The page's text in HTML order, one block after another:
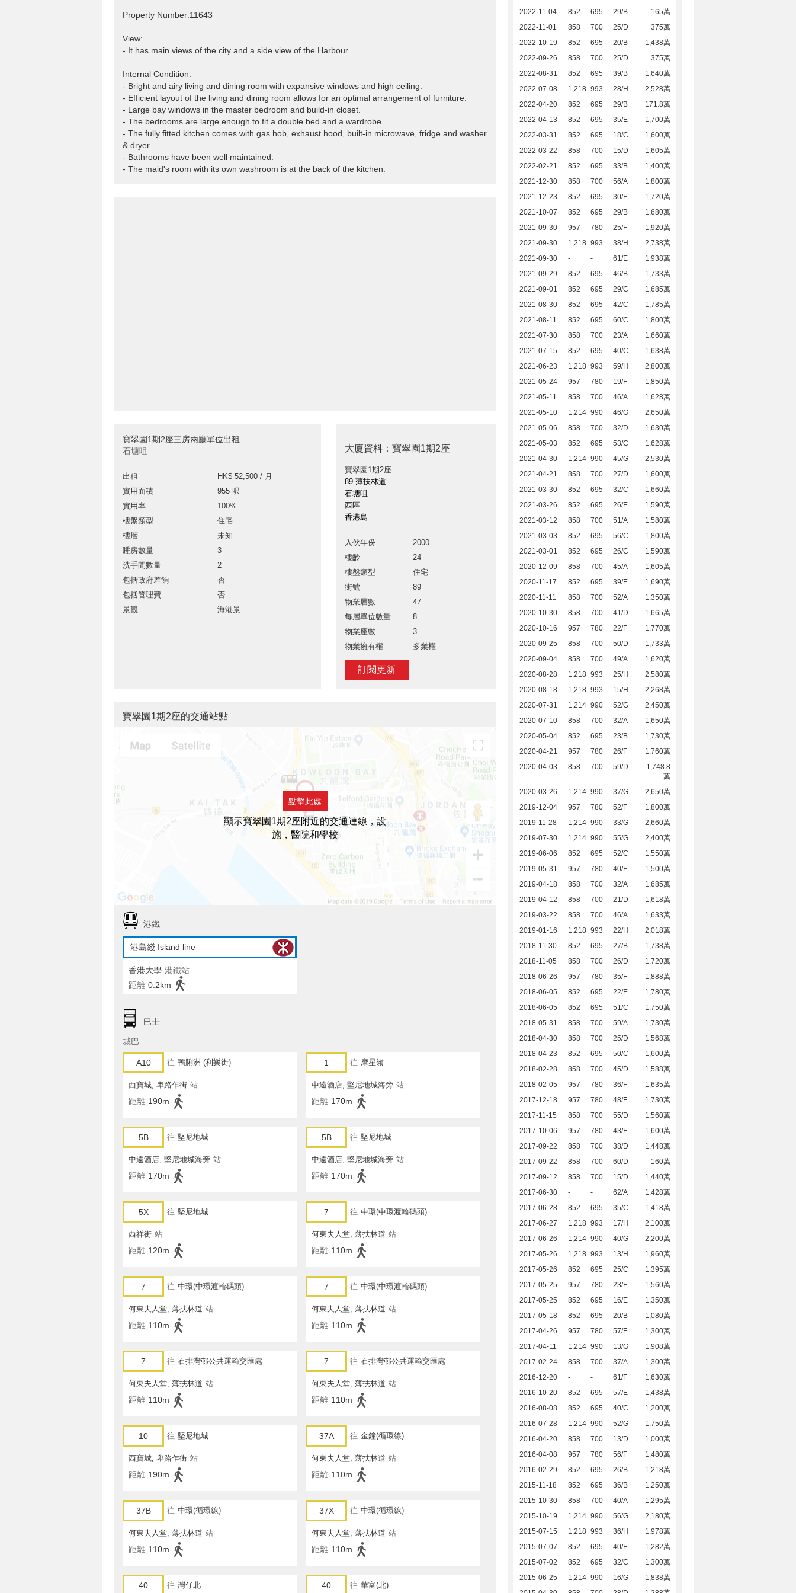
Property Number:11643
View:
- It has main views of the city and a side view of the Harbour.
Internal Condition:
- Bright and airy living and dining room with expansive windows and high ceiling.
- Efficient layout of the living and dining room allows for an optimal arrangement of furniture.
- Large bay windows in the master bedroom and build-in closet.
- The bedrooms are large enough to fit a double bed and a wardrobe.
- The fully fitted kitchen comes with gas hob, exhaust hood, built-in microwave, fridge and washer
& dryer.
- Bathrooms have been well maintained.
- The maid's room with its own washroom is at the back of the kitchen.
寶翠園1期2座三房兩廳單位出租
石塘咀
出租
HK$ 52,500 / 月
實用面積
955 呎
實用率
100%
樓盤類型
住宅
樓層
未知
睡房數量
3
洗手間數量
2
包括政府差餉
否
包括管理費
否
景觀
海港景
大廈資料：寶翠園1期2座
寶翠園1期2座
89 薄扶林道
石塘咀
西區
香港島
入伙年份
2000
樓齡
24
樓盤類型
住宅
街號
89
物業層數
47
每層單位數量
8
物業座數
3
物業擁有權
多業權
訂閱更新
2022-11-04
852 695 29/B
165萬
2022-11-01
858 700 25/D
375萬
2022-10-19
852 695 20/B
1,438萬
2022-09-26
858 700 25/D
375萬
2022-08-31
852 695 39/B
1,640萬
2022-07-08
1,218 993 28/H
2,528萬
2022-04-20
852 695 29/B
171.8萬
2022-04-13
852 695 35/E
1,700萬
2022-03-31
852 695 18/C
1,600萬
2022-03-22
858 700 15/D
1,605萬
2022-02-21
852 695 33/B
1,400萬
2021-12-30
858 700 56/A
1,800萬
2021-12-23
852 695 30/E
1,720萬
2021-10-07
852 695 29/B
1,680萬
2021-09-30
957 780 25/F
1,920萬
2021-09-30
1,218 993 38/H
2,738萬
2021-09-30
- - 61/E
1,938萬
2021-09-29
852 695 46/B
1,733萬
2021-09-01
852 695 29/C
1,685萬
2021-08-30
852 695 42/C
1,785萬
2021-08-11
852 695 60/C
1,800萬
2021-07-30
858 700 23/A
1,660萬
2021-07-15
852 695 40/C
1,638萬
2021-06-23
1,218 993 59/H
2,800萬
2021-05-24
957 780 19/F
1,850萬
2021-05-11
858 700 46/A
1,628萬
2021-05-10
1,214 990 46/G
2,650萬
2021-05-06
858 700 32/D
1,630萬
2021-05-03
852 695 53/C
1,628萬
2021-04-30
1,214 990 45/G
2,530萬
2021-04-21
858 700 27/D
1,600萬
2021-03-30
852 695 32/C
1,660萬
2021-03-26
852 695 26/E
1,590萬
2021-03-12
858 700 51/A
1,580萬
2021-03-03
852 695 56/C
1,800萬
2021-03-01
852 695 26/C
1,590萬
2020-12-09
858 700 45/A
1,605萬
2020-11-17
852 695 39/E
1,690萬
2020-11-11
858 700 52/A
1,350萬
2020-10-30
858 700 41/D
1,665萬
2020-10-16
957 780 22/F
1,770萬
2020-09-25
858 700 50/D
1,733萬
2020-09-04
858 700 49/A
1,620萬
2020-08-28
1,218 993 25/H
2,580萬
2020-08-18
1,218 993 15/H
2,268萬
2020-07-31
1,214 990 52/G
2,450萬
2020-07-10
858 700 32/A
1,650萬
2020-05-04
852 695 23/B
1,730萬
2020-04-21
957 780 26/F
1,760萬
2020-04-03
858 700 59/D
1,748.8
萬
2020-03-26
1,214 990 37/G
2,650萬
2019-12-04
957 780 52/F
1,800萬
2019-11-28
1,214 990 33/G
2,660萬
2019-07-30
1,214 990 55/G
2,400萬
2019-06-06
852 695 52/C
1,550萬
2019-05-31
957 780 40/F
1,500萬
2019-04-18
858 700 32/A
1,685萬
2019-04-12
858 700 21/D
1,618萬
2019-03-22
858 700 46/A
1,633萬
2019-01-16
1,218 993 22/H
2,018萬
2018-11-30
852 695 27/B
1,738萬
2018-11-05
858 700 26/D
1,720萬
2018-06-26
957 780 35/F
1,888萬
2018-06-05
852 695 22/E
1,780萬
2018-06-05
852 695 51/C
1,750萬
2018-05-31
858 700 59/A
1,730萬
2018-04-30
858 700 25/D
1,568萬
2018-04-23
852 695 50/C
1,600萬
2018-02-28
858 700 45/D
1,588萬
2018-02-05
957 780 36/F
1,635萬
2017-12-18
957 780 48/F
1,730萬
2017-11-15
858 700 55/D
1,560萬
2017-10-06
957 780 43/F
1,600萬
2017-09-22
858 700 38/D
1,448萬
2017-09-22
858 700 60/D
160萬
2017-09-12
858 700 15/D
1,440萬
2017-06-30
- - 62/A
1,428萬
2017-06-28
852 695 35/C
1,418萬
2017-06-27
1,218 993 17/H
2,100萬
2017-06-26
1,214 990 40/G
2,200萬
2017-05-26
1,218 993 13/H
1,960萬
2017-05-26
852 695 25/C
1,395萬
2017-05-25
957 780 23/F
1,560萬
2017-05-25
852 695 16/E
1,350萬
2017-05-18
852 695 20/B
1,080萬
2017-04-26
957 780 57/F
1,300萬
2017-04-11
1,214 990 13/G
1,908萬
2017-02-24
858 700 37/A
1,300萬
2016-12-20
- - 61/F
1,630萬
2016-10-20
852 695 57/E
1,438萬
2016-08-08
852 695 40/C
1,200萬
2016-07-28
1,214 990 52/G
1,750萬
2016-04-20
858 700 13/D
1,000萬
2016-04-08
957 780 56/F
1,480萬
2016-02-29
852 695 26/B
1,218萬
2015-11-18
852 695 36/B
1,250萬
2015-10-30
858 700 40/A
1,295萬
2015-10-19
1,214 990 56/G
2,180萬
2015-07-15
1,218 993 36/H
1,978萬
2015-07-07
852 695 40/E
1,282萬
2015-07-02
852 695 32/C
1,300萬
2015-06-25
1,214 990 16/G
1,838萬
寶翠園1期2座的交通站點
點擊此處
顯示寶翠園1期2座附近的交通連線，設
施，醫院和學校
港鐵
港島綫 Island line
香港大學 港鐵站
距離 0.2km
巴士
城巴
A10 往 鴨脷洲 (利樂街)
西寶城, 卑路乍街 站
距離 190m
1 往 摩星嶺
中遠酒店, 堅尼地城海旁 站
距離 170m
5B 往 堅尼地城
中遠酒店, 堅尼地城海旁 站
距離 170m
5B 往 堅尼地城
中遠酒店, 堅尼地城海旁 站
距離 170m
5X 往 堅尼地城
西祥街 站
距離 120m
7 往 中環(中環渡輪碼頭)
何東夫人堂, 薄扶林道 站
距離 110m
7 往 中環(中環渡輪碼頭)
何東夫人堂, 薄扶林道 站
距離 110m
7 往 中環(中環渡輪碼頭)
何東夫人堂, 薄扶林道 站
距離 110m
7 往 石排灣邨公共運輸交匯處
何東夫人堂, 薄扶林道 站
距離 110m
7 往 石排灣邨公共運輸交匯處
何東夫人堂, 薄扶林道 站
距離 110m
10 往 堅尼地城
西寶城, 卑路乍街 站
距離 190m
37A 往 金鐘(循環線)
何東夫人堂, 薄扶林道 站
距離 110m
37B 往 中環(循環線)
何東夫人堂, 薄扶林道 站
距離 110m
37X 往 中環(循環線)
何東夫人堂, 薄扶林道 站
距離 110m
40 往 灣仔北 40 往 華富(北)